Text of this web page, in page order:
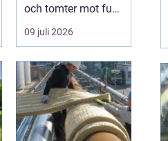
och tomter mot fukt,
läckage och l&arin...
09 juli 2026